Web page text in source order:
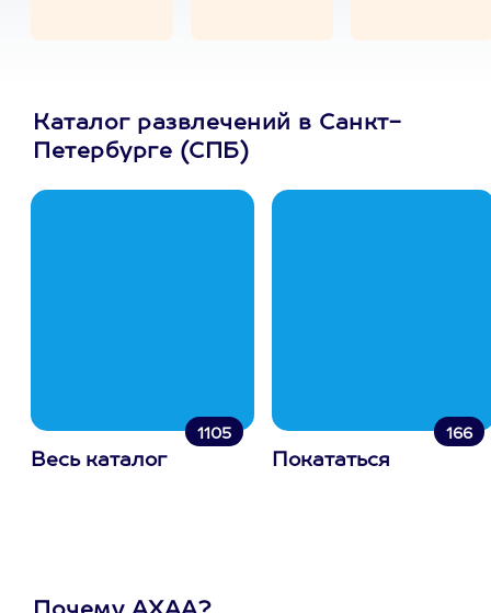
Каталог развлечений в Санкт-
Петербурге (СПБ)
1105
Весь каталог
166
Покататься